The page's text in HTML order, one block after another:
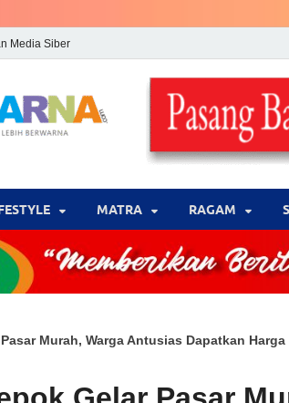
Media Siber
LENSA
Memberikan Berita yang
MATRA ‎RAGAM
Murah, Warga Antusias Dapatkan